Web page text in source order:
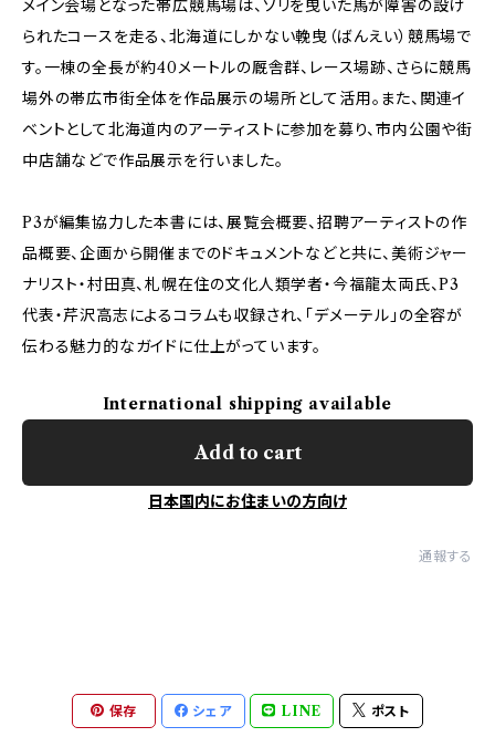
メイン会場となった帯広競馬場は、ソリを曳いた馬が障害の設け
られたコースを走る、北海道にしかない輓曳（ばんえい）競馬場で
す。一棟の全長が約40メートルの厩舎群、レース場跡、さらに競馬
場外の帯広市街全体を作品展示の場所として活用。また、関連イ
ベントとして北海道内のアーティストに参加を募り、市内公園や街
中店舗などで作品展示を行いました。
P3が編集協力した本書には、展覧会概要、招聘アーティストの作
品概要、企画から開催までのドキュメントなどと共に、美術ジャー
ナリスト・村田真、札幌在住の文化人類学者・今福龍太両氏、P3
代表・芹沢高志によるコラムも収録され、「デメーテル」の全容が
伝わる魅力的なガイドに仕上がっています。
International shipping available
Add to cart
日本国内にお住まいの方向け
通報する
保存 シェア LINE ポスト